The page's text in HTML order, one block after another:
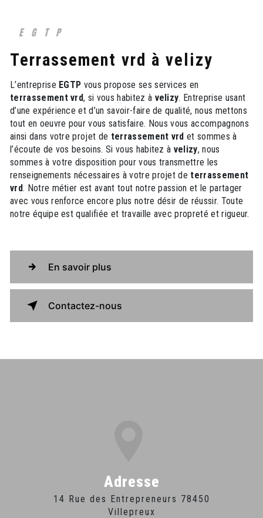
EGTP
terrassement vrd à velizy
L’entreprise EGTP vous propose ses services en
terrassement vrd, si vous habitez à velizy. Entreprise usant
d’une expérience et d’un savoir-faire de qualité, nous mettons
tout en oeuvre pour vous satisfaire. Nous vous accompagnons
ainsi dans votre projet de terrassement vrd et sommes à
l’écoute de vos besoins. Si vous habitez à velizy, nous
sommes à votre disposition pour vous transmettre les
renseignements nécessaires à votre projet de terrassement
vrd. Notre métier est avant tout notre passion et le partager
avec vous renforce encore plus notre désir de réussir. Toute
notre équipe est qualifiée et travaille avec propreté et rigueur.
En savoir plus
Contactez-nous
Adresse
14 Rue des Entrepreneurs 78450
Villepreux